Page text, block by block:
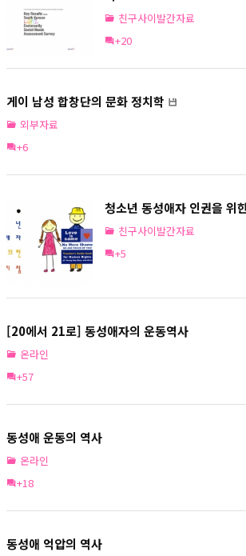
친구사이발간자료
+20
게이 남성 합창단의 문화 정치학
외부자료
+6
청소년 동성애자 인권을 위
친구사이발간자료
+5
[20에서 21로] 동성애자의 운동역사
온라인
+57
동성애 운동의 역사
온라인
+18
동성애 억압의 역사